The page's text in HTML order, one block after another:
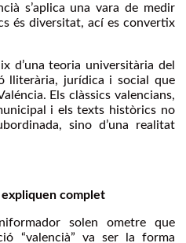
s’aplica una vara de medir
és diversitat, ací es convertix
d’una teoria universitària del
lliterària, jurídica i social que
Els clàssics valencians,
i els texts històrics no
sino d’una realitat
expliquen complet
solen ometre que
“valencià” va ser la forma